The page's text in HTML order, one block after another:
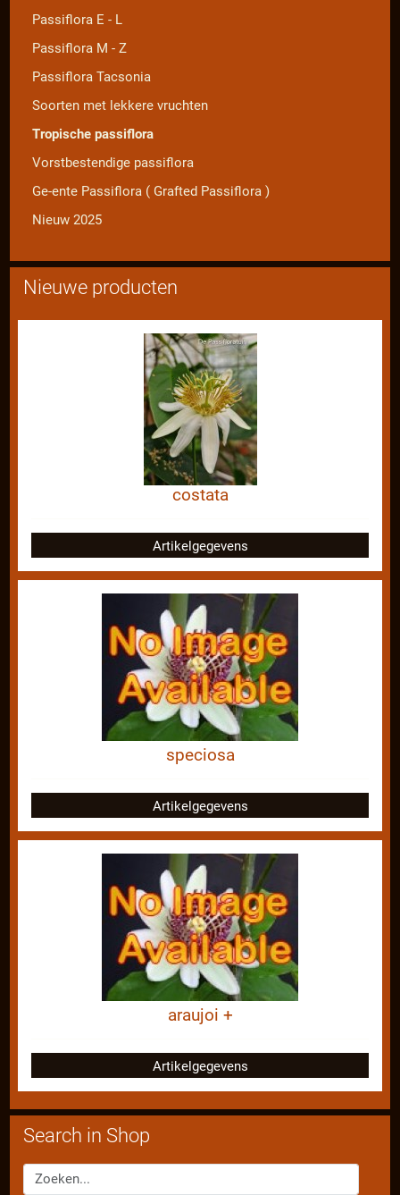
Passiflora E - L
Passiflora M - Z
Passiflora Tacsonia
Soorten met lekkere vruchten
Tropische passiflora
Vorstbestendige passiflora
Ge-ente Passiflora ( Grafted Passiflora )
Nieuw 2025
Nieuwe producten
costata
Artikelgegevens
speciosa
Artikelgegevens
araujoi +
Artikelgegevens
Search in Shop